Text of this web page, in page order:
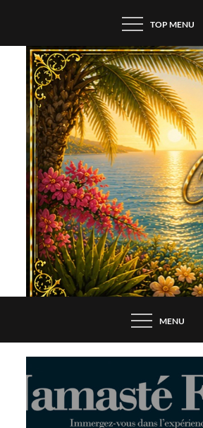
content
TOP MENU
MENU